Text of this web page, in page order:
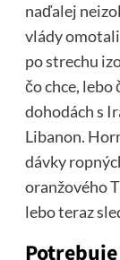
naďalej
vlády
po strechu
čo chce, lebo
dohodách s
Libanon.
dávky
oranžového
lebo teraz